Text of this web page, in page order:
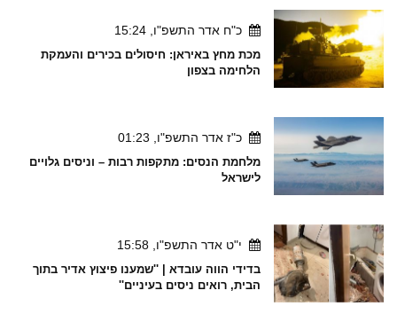
כ"ח אדר התשפ"ו, 15:24
מכת מחץ באיראן: חיסולים בכירים והעמקת
הלחימה בצפון
כ"ז אדר התשפ"ו, 01:23
מלחמת הנסים: מתקפות רבות – וניסים גלויים
לישראל
י"ט אדר התשפ"ו, 15:58
בדידי הווה עובדא | ''שמענו פיצוץ אדיר בתוך
הבית, רואים ניסים בעיניים''